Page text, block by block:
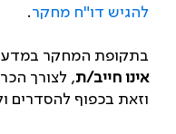
להגיש דו"ח מחקר.
בתקופת המחקר
אינו חייב/ת, לצורך
וזאת בכפוף להסדרים